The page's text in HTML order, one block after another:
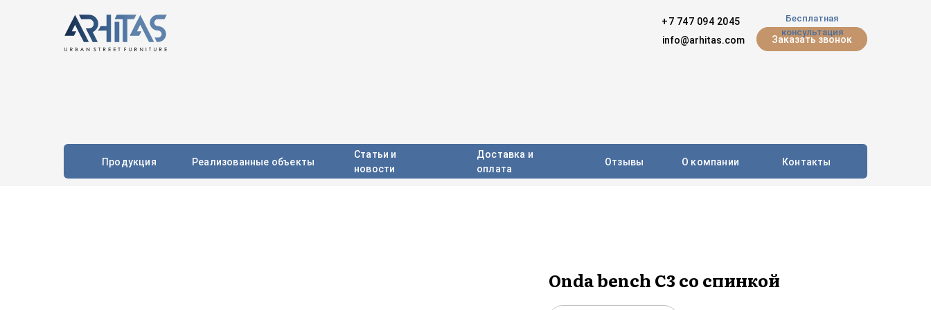
+7 747 094 2045
info@arhitas.com
Заказать звонок
Бесплатная
консультация
Продукция О компании
Реализованные объекты
Доставка и
оплата
Статьи и
новости
Отзывы Контакты
Onda bench C3 со спинкой